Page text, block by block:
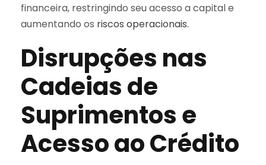
financeira, restringindo seu acesso a capital e
aumentando os riscos operacionais.
Disrupções nas
Cadeias de
Suprimentos e
Acesso ao Crédito